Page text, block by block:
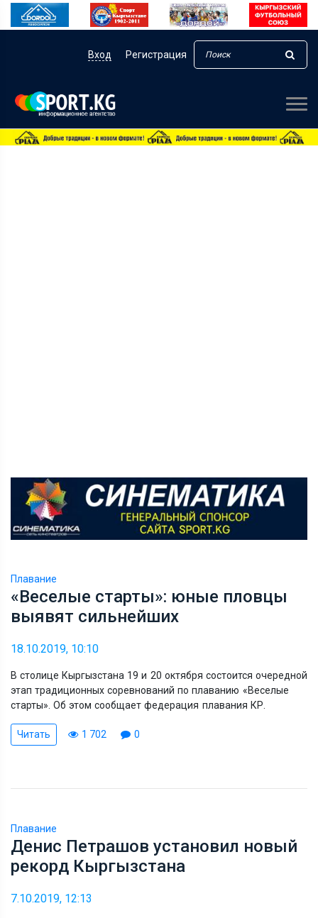
Вход Регистрация
Плавание
«Веселые старты»: юные пловцы
выявят сильнейших
18.10.2019, 10:10
В столице Кыргызстана 19 и 20 октября состоится очередной
этап традиционных соревнований по плаванию «Веселые
старты».Об этом сообщает федерация плавания КР.
Читать 1 702 0
Плавание
Денис Петрашов установил новый
рекорд Кыргызстана
7.10.2019, 12:13